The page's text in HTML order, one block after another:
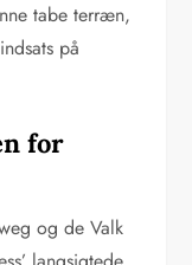
tabe terræn,
på
for
og de Valk